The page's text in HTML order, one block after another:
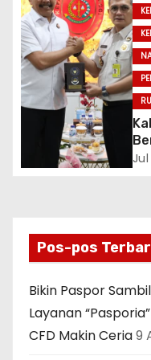
Jul
Pos-pos
Bikin Paspor
Layanan
CFD Makin Ceria9